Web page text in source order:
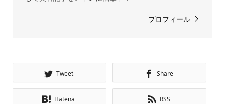
プロフィール
Tweet Share
Hatena RSS